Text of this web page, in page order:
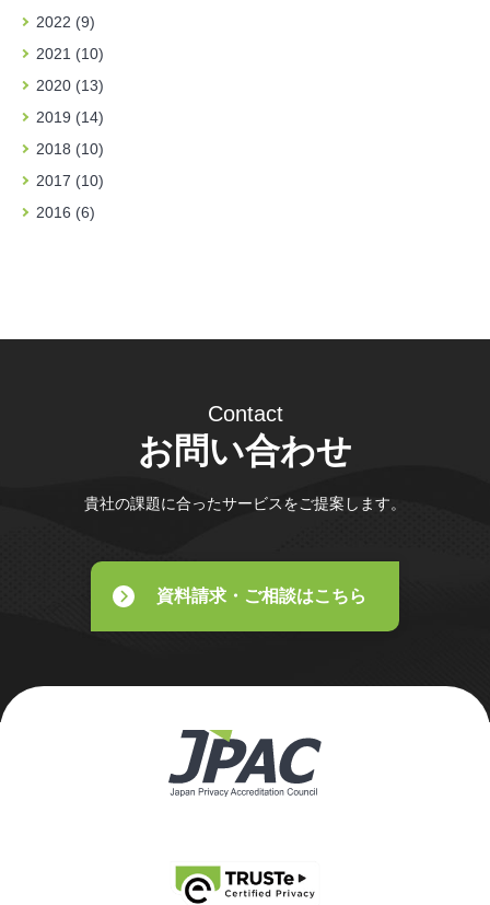
2022 (9)
2021 (10)
2020 (13)
2019 (14)
2018 (10)
2017 (10)
2016 (6)
Contact
お問い合わせ
貴社の課題に合ったサービスをご提案します。
資料請求・ご相談はこちら